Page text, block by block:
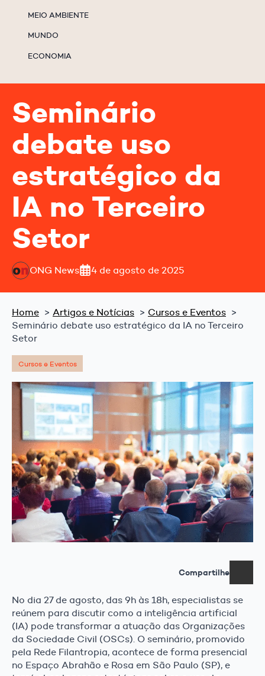
MEIO AMBIENTE
MUNDO
ECONOMIA
Seminário
debate uso
estratégico da
IA no Terceiro
Setor
ONG News 4 de agosto de 2025
Home Artigos e Notícias
Cursos e Eventos
Seminário debate uso estratégico da IA no Terceiro
Setor
Cursos e Eventos
Compartilhe
No dia 27 de agosto, das 9h às 18h, especialistas se
reúnem para discutir como a inteligência artificial
(IA) pode transformar a atuação das Organizações
da Sociedade Civil (OSCs). O seminário, promovido
pela Rede Filantropia, acontece de forma presencial
no Espaço Abrahão e Rosa em São Paulo (SP), e